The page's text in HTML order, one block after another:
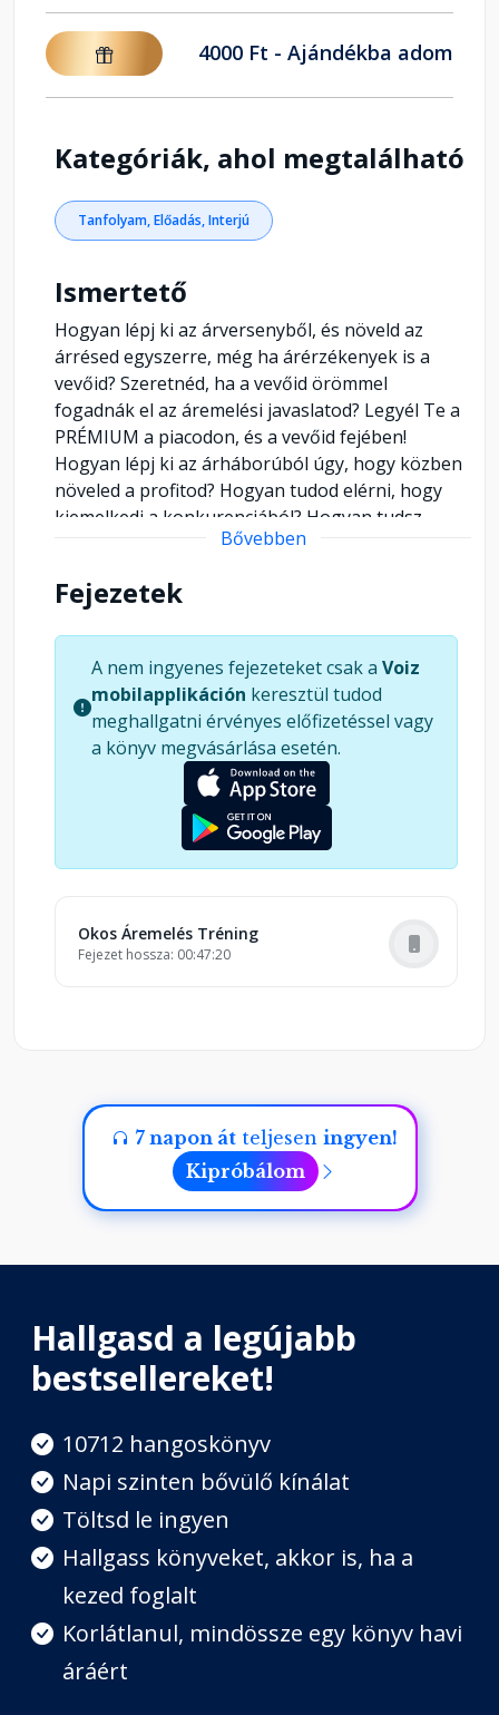
4000 Ft - Ajándékba adom
Kategóriák, ahol megtalálható
Tanfolyam, Előadás, Interjú
Ismertető
Hogyan lépj ki az árversenyből, és növeld az
árrésed egyszerre, még ha árérzékenyek is a
vevőid? Szeretnéd, ha a vevőid örömmel
fogadnák el az áremelési javaslatod? Legyél Te a
PRÉMIUM a piacodon, és a vevőid fejében!
Hogyan lépj ki az árháborúból úgy, hogy közben
növeled a profitod? Hogyan tudod elérni, hogy
kiemelkedj a konkurenciából? Hogyan tudsz
ellenállhatatlan ajánlatot tenni? Hogyan hoz egy
legalább kétszer annyi vevőt behozni az
pedig hidd el, ez az igazán magas profit titka!
Felejtsd el az "egyet fizet, kettőt kap" stílusú
akciókat, most valami sokkal hatékonyabb,
innovatív stratégiába kezdhetsz, ami az egekbe
repíti a bevételed!
Bővebben
Fejezetek
A nem ingyenes fejezeteket csak a Voiz
mobilapplikáción keresztül tudod
meghallgatni érvényes előfizetéssel vagy
a könyv megvásárlása esetén.
Okos Áremelés Tréning
Fejezet hossza: 00:47:20
7 napon átteljesen ingyen!
Kipróbálom
Hallgasd a legújabb
bestsellereket!
10712 hangoskönyv
Napi szinten bővülő kínálat
Töltsd le ingyen
Hallgass könyveket, akkor is, ha a
kezed foglalt
Korlátlanul, mindössze egy könyv havi
áráért